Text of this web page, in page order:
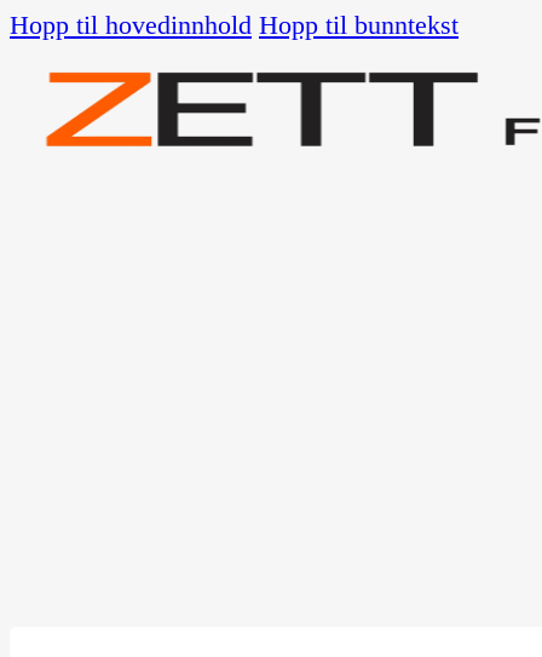
Hopp til hovedinnhold Hopp til bunntekst